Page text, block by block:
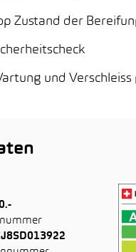
Zustand der
und